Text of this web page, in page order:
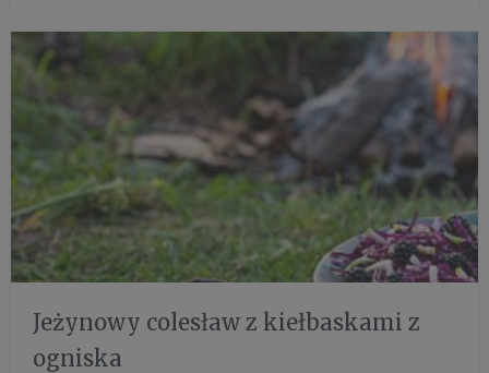
Jeżynowy colesław z kiełbaskami z
ogniska